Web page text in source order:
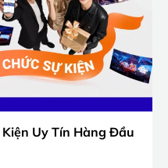
Kiện Uy Tín Hàng Đầu